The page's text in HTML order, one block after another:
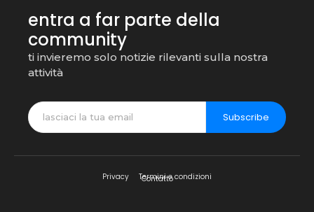
entra a far parte della
community
ti invieremo solo notizie rilevanti sulla nostra
attività
Subscribe
Privacy Termini e condizioni
Contatto